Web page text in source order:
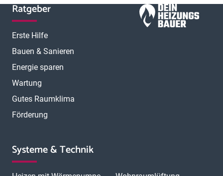
Ratgeber
Erste Hilfe
Bauen & Sanieren
Energie sparen
Wartung
Gutes Raumklima
Förderung
Systeme & Technik